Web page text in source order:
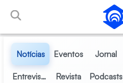
Pular para o Conteúdo principal
Notícias Eventos Jornal
Entrevistas Revista Podcasts